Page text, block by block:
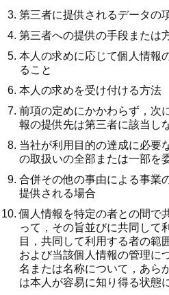
第三者に提供されるデータの
第三者への提供の手段または
本人の求めに応じて個人情報
ること
本人の求めを受け付ける方法
前項の定めにかかわらず，次
報の提供先は第三者に該当し
当社が利用目的の達成に必要
の取扱いの全部または一部を
合併その他の事由による事業
提供される場合
個人情報を特定の者との間で
って，その旨並びに共同して
目，共同して利用する者の範
および当該個人情報の管理に
名または名称について，あら
は本人が容易に知り得る状態